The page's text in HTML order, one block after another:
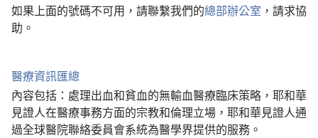
如果上面的號碼不可用，請聯繫我們的總部辦公室 ，請求協
助。
醫療資訊匯總
內容包括：處理出血和貧血的無輸血醫療臨床策略，耶和華
見證人在醫療事務方面的宗教和倫理立場，耶和華見證人通
過全球醫院聯絡委員會系統為醫學界提供的服務。